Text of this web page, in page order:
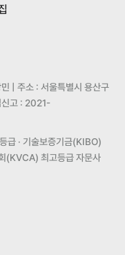
| 주소 : 서울특별시 용산구
신고 : 2021-
급 · 기술보증기금(KIBO)
(KVCA) 최고등급 자문사